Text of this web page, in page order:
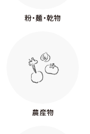
粉・麺・乾物
農産物